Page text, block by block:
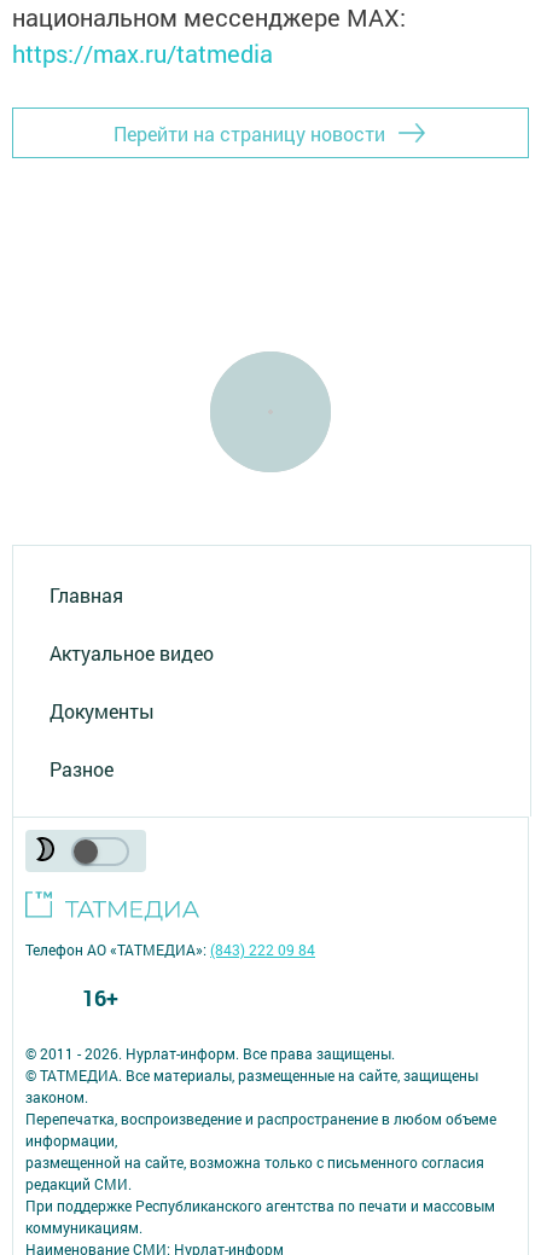
национальном мессенджере MАХ:
https://max.ru/tatmedia
Перейти на страницу новости
Главная
Актуальное видео
Документы
Разное
© 2011 - 2026. Нурлат-⁠информ. Все права защищены.
© ТАТМЕДИА. Все материалы, размещенные на сайте, защищены
законом.
Перепечатка, воспроизведение и распространение в любом объеме
информации,
размещенной на сайте, возможна только с письменного согласия
редакций СМИ.
При поддержке Республиканского агентства по печати и массовым
коммуникациям.
Наименование СМИ: Нурлат-⁠информ
Телефон АО «ТАТМЕДИА»:(843) 222 09 84
16+